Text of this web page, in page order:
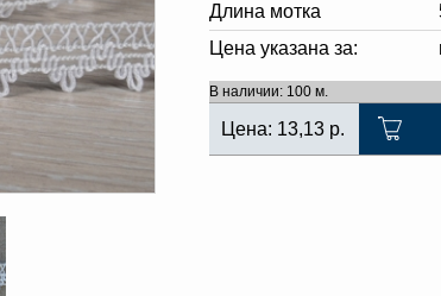
Длина мотка
Цена указана за:
В наличии: 100 м.
Цена: 13,13 р.